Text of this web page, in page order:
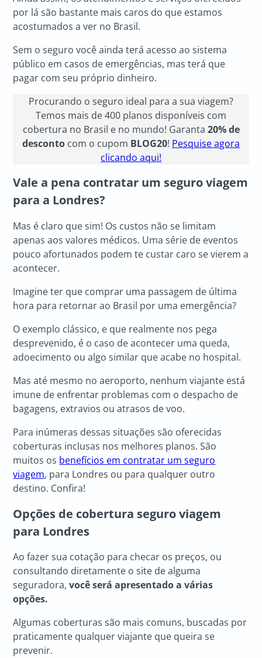
por lá são bastante mais caros do que estamos
acostumados a ver no Brasil.
Sem o seguro você ainda terá acesso ao sistema
público em casos de emergências, mas terá que
pagar com seu próprio dinheiro.
Procurando o seguro ideal para a sua viagem?
Temos mais de 400 planos disponíveis com
cobertura no Brasil e no mundo! Garanta 20% de
desconto com o cupom BLOG20! Pesquise agora
clicando aqui!
Vale a pena contratar um seguro viagem
para a Londres?
Mas é claro que sim! Os custos não se limitam
apenas aos valores médicos. Uma série de eventos
pouco afortunados podem te custar caro se vierem a
acontecer.
Imagine ter que comprar uma passagem de última
hora para retornar ao Brasil por uma emergência?
O exemplo clássico, e que realmente nos pega
desprevenido, é o caso de acontecer uma queda,
adoecimento ou algo similar que acabe no hospital.
Mas até mesmo no aeroporto, nenhum viajante está
imune de enfrentar problemas com o despacho de
bagagens, extravios ou atrasos de voo.
Para inúmeras dessas situações são oferecidas
coberturas inclusas nos melhores planos. São
muitos os benefícios em contratar um seguro
viagem, para Londres ou para qualquer outro
destino. Confira!
Opções de cobertura seguro viagem
para Londres
Ao fazer sua cotação para checar os preços, ou
consultando diretamente o site de alguma
seguradora,você será apresentado a várias
opções.
Algumas coberturas são mais comuns, buscadas por
praticamente qualquer viajante que queira se
prevenir.